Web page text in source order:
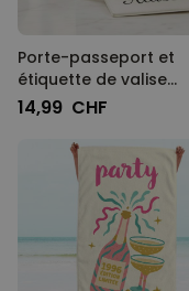
Porte-passeport et
étiquette de valise
personnalisés avec
14,99 CHF